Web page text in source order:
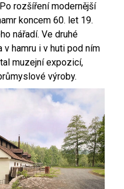
rozšíření modernější
koncem 60. let 19.
nářadí. Ve druhé
hamru i v huti pod ním
muzejní expozicí,
výroby.